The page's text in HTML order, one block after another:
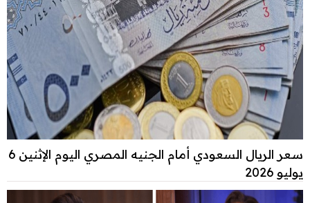
سعر الريال السعودي أمام الجنيه المصري اليوم الإثنين 6
يوليو 2026